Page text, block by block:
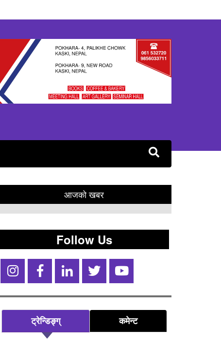
आजको खबर
Follow Us
ट्रेन्डिङ्ग् कमेन्ट